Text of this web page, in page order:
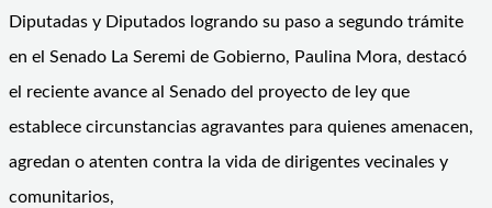
Diputadas y Diputados logrando su paso a segundo trámite
en el Senado La Seremi de Gobierno, Paulina Mora, destacó
el reciente avance al Senado del proyecto de ley que
establece circunstancias agravantes para quienes amenacen,
agredan o atenten contra la vida de dirigentes vecinales y
comunitarios,